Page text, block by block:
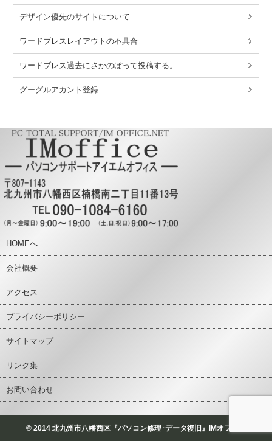
デザイン優先のサイトについて
ワードブレスレイアウトの不具合
ワードブレス過去にさかのぼって投稿する。
グーグルアカント登録
HOMEへ
会社概要
アクセス
プライバシーポリシー
サイトマップ
リンク集
お問い合わせ
© 2014 北九州市八幡西区『パソコン修理･データ復旧』IMオフィス